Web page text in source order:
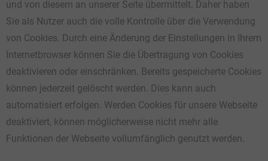
und von diesem an unserer Seite übermittelt. Daher haben
Sie als Nutzer auch die volle Kontrolle über die Verwendung
von Cookies. Durch eine Änderung der Einstellungen in Ihrem
Internetbrowser können Sie die Übertragung von Cookies
deaktivieren oder einschränken. Bereits gespeicherte Cookies
können jederzeit gelöscht werden. Dies kann auch
automatisiert erfolgen. Werden Cookies für unsere Webseite
deaktiviert, können möglicherweise nicht mehr alle
Funktionen der Webseite vollumfänglich genutzt werden.